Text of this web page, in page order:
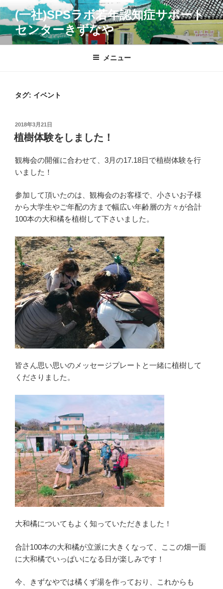
コ
ン
(一社)SPSラボ若年認知症サポート
センターきずなや
メニュー
タグ: イベント
投
稿
日:
2018年3月21日
植樹体験をしました！
観梅会の開催に合わせて、3月の17.18日で植樹体験を行
いました！
参加して頂いたのは、観梅会のお客様で、小さいお子様
から大学生やご年配の方まで幅広い年齢層の方々が合計
100本の大和橘を植樹して下さいました。
皆さん思い思いのメッセージプレートと一緒に植樹して
くださりました。
大和橘についてもよく知っていただきました！
合計100本の大和橘が立派に大きくなって、ここの畑一面
に大和橘でいっぱいになる日が楽しみです！
今、きずなやでは橘くず湯を作っており、これからも